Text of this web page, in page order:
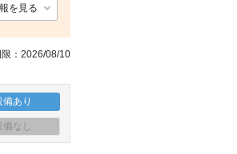
を見る
：2026/08/10
備あり
備なし